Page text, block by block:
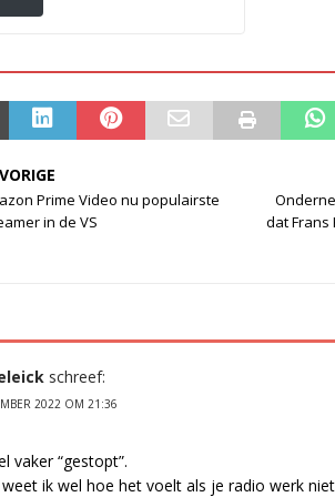
VORIGE
Prime Video nu populairste
in de VS
dat Frans
schreef:
2022 OM 21:36
vaker “gestopt”.
ik wel hoe het voelt als je radio werk